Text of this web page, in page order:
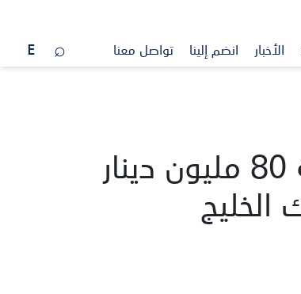
الأخبار انضم إلينا تواصل معنا
شركة العقارات المتحدة تستكمل إصدار سندات بقيمة 80 مليون دينار